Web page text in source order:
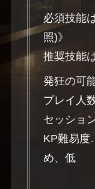
必須技能
照)》
推奨技能
発狂の可
プレイ人
セッショ
KP難易度
め、低